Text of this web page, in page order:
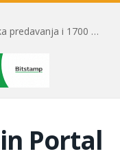
Toni Milun postao “milijarder”! Vrhunska predavanja i 1700 posjetitelja obilježili su mjesec financijske pismenosti
Portal